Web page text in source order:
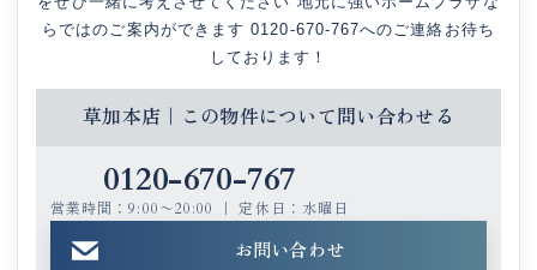
らではのご案内ができます 0120-670-767へのご連絡お待ち
しております！
草加本店｜この物件について問い合わせる
0120-670-767
営業時間：9:00〜20:00 ｜ 定休日：水曜日
お問い合わせ